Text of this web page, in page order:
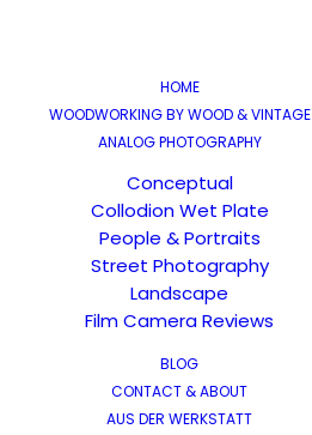
HOME
WOODWORKING BY WOOD & VINTAGE
ANALOG PHOTOGRAPHY
Conceptual
Collodion Wet Plate
People & Portraits
Street Photography
Landscape
Film Camera Reviews
BLOG
CONTACT & ABOUT
AUS DER WERKSTATT